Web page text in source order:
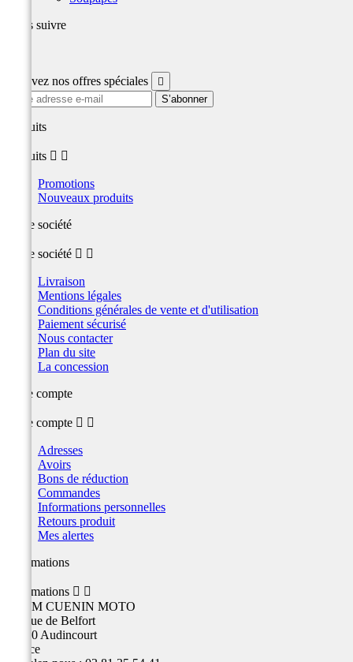
Nous suivre
Recevez nos offres spéciales 
produits
produits  
Promotions
Nouveaux produits
Notre société
Notre société  
Livraison
Mentions légales
Conditions générales de vente et d'utilisation
Paiement sécurisé
Nous contacter
Plan du site
La concession
Votre compte
Votre compte  
Adresses
Avoirs
Bons de réduction
Commandes
Informations personnelles
Retours produit
Mes alertes
Informations
Informations  
TEAM CUENIN MOTO
26 Rue de Belfort
25400 Audincourt
France